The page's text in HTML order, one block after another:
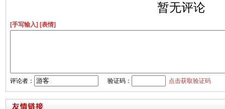
暂无评论
[手写输入] [表情]
评论者： 验证码： 点击获取验证码